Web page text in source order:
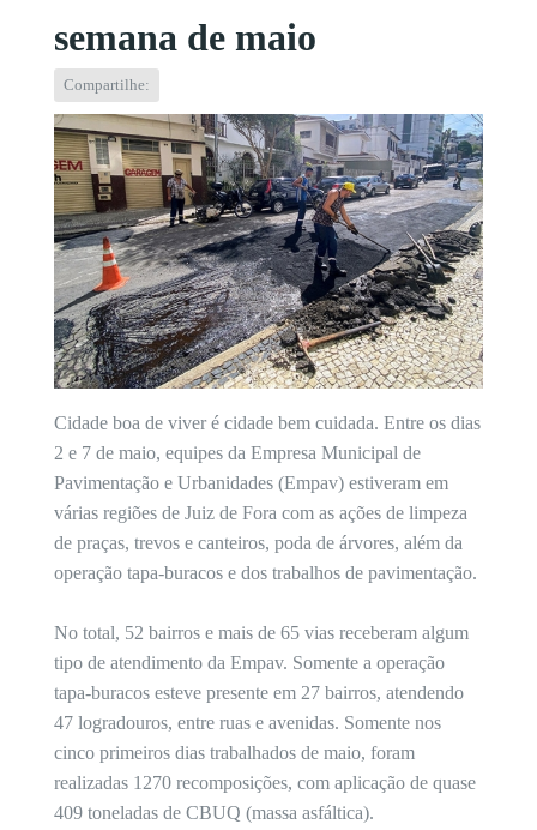
semana de maio
Compartilhe:
Cidade boa de viver é cidade bem cuidada. Entre os dias
2 e 7 de maio, equipes da Empresa Municipal de
Pavimentação e Urbanidades (Empav) estiveram em
várias regiões de Juiz de Fora com as ações de limpeza
de praças, trevos e canteiros, poda de árvores, além da
operação tapa-buracos e dos trabalhos de pavimentação.
No total, 52 bairros e mais de 65 vias receberam algum
tipo de atendimento da Empav. Somente a operação
tapa-buracos esteve presente em 27 bairros, atendendo
47 logradouros, entre ruas e avenidas. Somente nos
cinco primeiros dias trabalhados de maio, foram
realizadas 1270 recomposições, com aplicação de quase
409 toneladas de CBUQ (massa asfáltica).